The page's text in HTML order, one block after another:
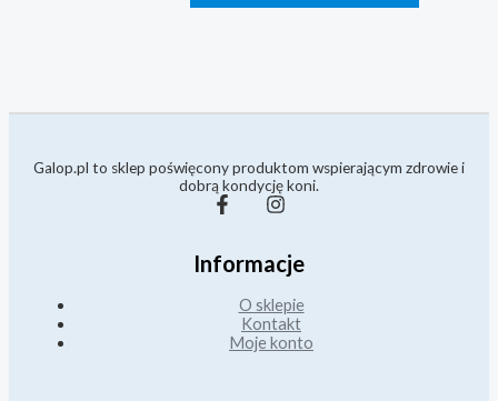
Galop.pl to sklep poświęcony produktom wspierającym zdrowie i
dobrą kondycję koni.
Informacje
O sklepie
Kontakt
Moje konto